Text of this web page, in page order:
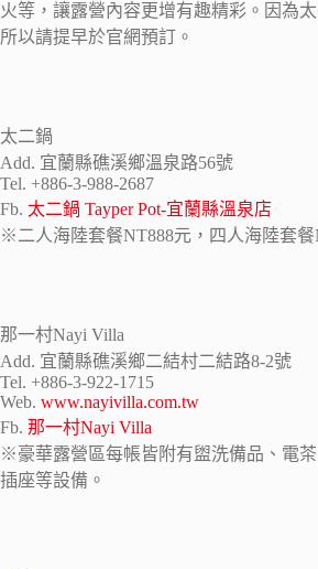
火等，讓露營內容更增有趣精彩。因為太
所以請提早於官網預訂。
太二鍋
Add. 宜蘭縣礁溪鄉溫泉路56號
Tel. +886-3-988-2687
Fb. 太二鍋 Tayper Pot-宜蘭縣溫泉店
※二人海陸套餐NT888元，四人海陸套餐
那一村Nayi Villa
Add. 宜蘭縣礁溪鄉二結村二結路8-2號
Tel. +886-3-922-1715
Web. www.nayivilla.com.tw
Fb. 那一村Nayi Villa
※豪華露營區每帳皆附有盥洗備品、電茶
插座等設備。